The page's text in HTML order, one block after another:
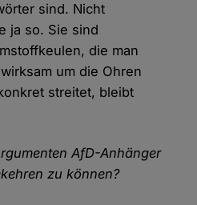
sind. Nicht
ja so. Sie sind
die man
um die Ohren
streitet, bleibt
AfD-Anhänger
zu können?